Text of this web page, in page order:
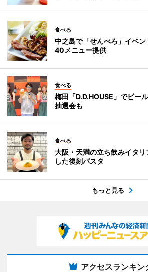
食べる
中之島で「せんべろ」イベ
40メニュー提供
食べる
梅田「D.D.HOUSE」でビー
抽選会も
食べる
大阪・天満の立ち飲みイタ
した復刻パスタ
もっと見る
アクセスランキン